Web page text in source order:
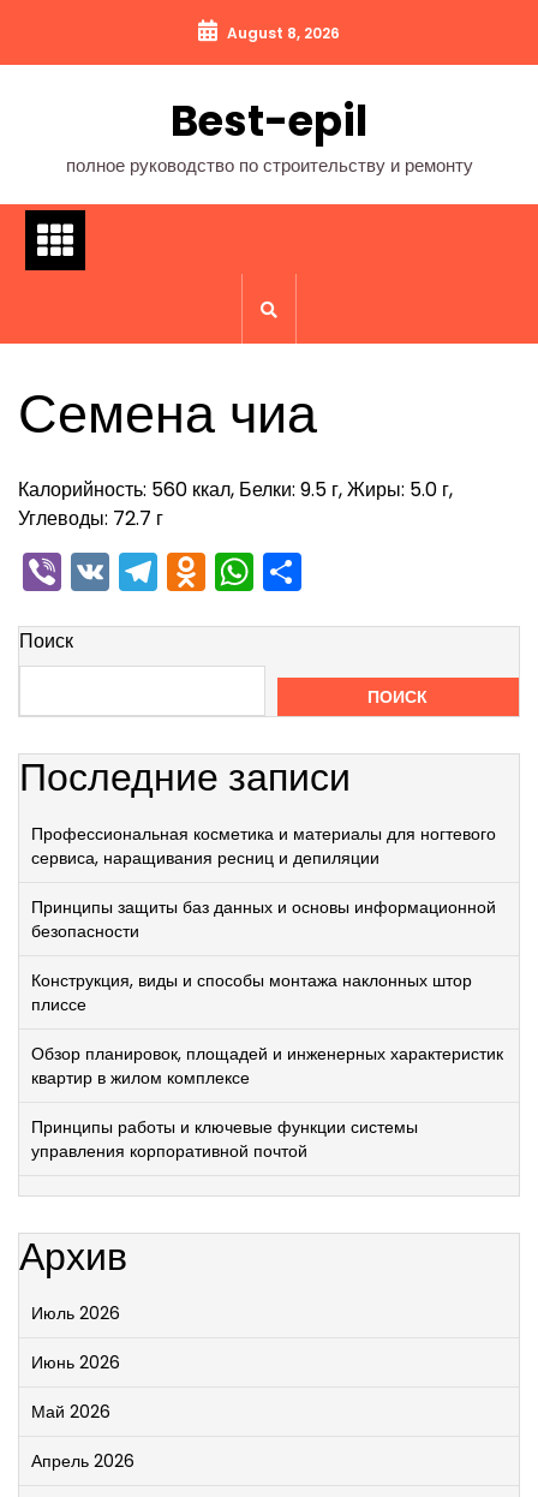
содержимому
August 8, 2026
Best-epil
полное руководство по строительству и ремонту
Семена чиа
Калорийность: 560 ккал, Белки: 9.5 г, Жиры: 5.0 г,
Углеводы: 72.7 г
Viber
VKTelegram
Odnoklassniki
WhatsApp
Поиск
ПОИСК
Последние записи
Профессиональная косметика и материалы для ногтевого
сервиса, наращивания ресниц и депиляции
Принципы защиты баз данных и основы информационной
безопасности
Конструкция, виды и способы монтажа наклонных штор
плиссе
Обзор планировок, площадей и инженерных характеристик
квартир в жилом комплексе
Принципы работы и ключевые функции системы
управления корпоративной почтой
Архив
Июль 2026
Июнь 2026
Май 2026
Апрель 2026